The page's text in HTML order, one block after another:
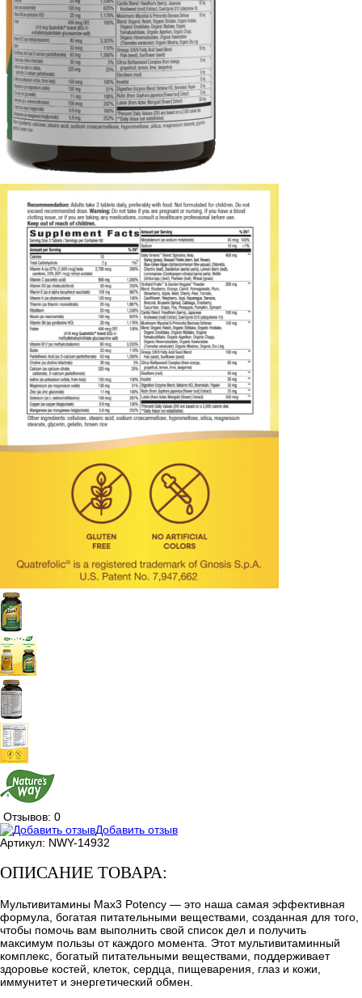
Отзывов: 0
Добавить отзыв
Артикул: NWY-14932
ОПИСАНИЕ ТОВАРА:
Мультивитамины Max3 Potency — это наша самая эффективная
формула, богатая питательными веществами, созданная для того,
чтобы помочь вам выполнить свой список дел и получить
максимум пользы от каждого момента. Этот мультивитаминный
комплекс, богатый питательными веществами, поддерживает
здоровье костей, клеток, сердца, пищеварения, глаз и кожи,
иммунитет и энергетический обмен.